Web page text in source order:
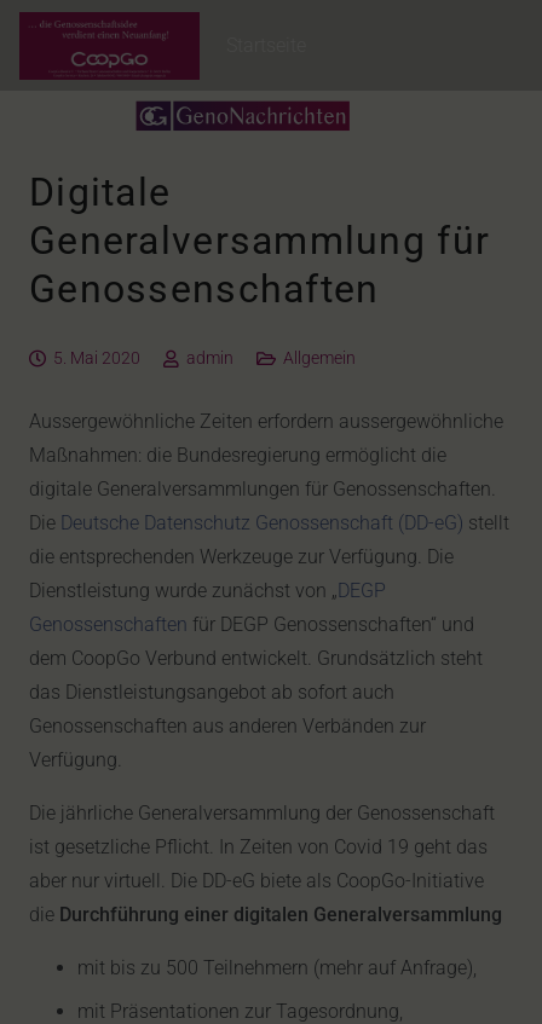
Digitale
Generalversammlung für
Genossenschaften
5. Mai 2020 admin Allgemein
Aussergewöhnliche Zeiten erfordern aussergewöhnliche
Maßnahmen: die Bundesregierung ermöglicht die
digitale Generalversammlungen für Genossenschaften.
Die Deutsche Datenschutz Genossenschaft (DD-eG) stellt
die entsprechenden Werkzeuge zur Verfügung. Die
Dienstleistung wurde zunächst von „DEGP
Genossenschaften für DEGP Genossenschaften“ und
dem CoopGo Verbund entwickelt. Grundsätzlich steht
das Dienstleistungsangebot ab sofort auch
Genossenschaften aus anderen Verbänden zur
Verfügung.
Die jährliche Generalversammlung der Genossenschaft
ist gesetzliche Pflicht. In Zeiten von Covid 19 geht das
aber nur virtuell. Die DD-eG biete als CoopGo-Initiative
die Durchführung einer digitalen Generalversammlung
mit bis zu 500 Teilnehmern (mehr auf Anfrage),
mit Präsentationen zur Tagesordnung,